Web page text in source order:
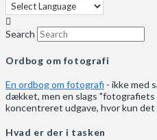
Search
Ordbog om fotografi
En ordbog om fotografi - ikke med
dækket, men en slags "fotografiets
koncentreret udgave, hvor kun
Hvad er der i tasken